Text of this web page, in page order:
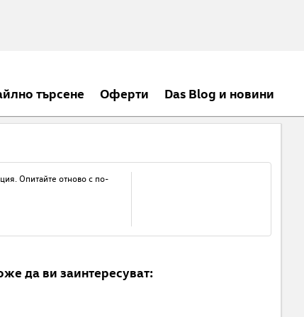
търсене Оферти Das Blog и новини
Опитайте отново с по-
да ви заинтересуват: